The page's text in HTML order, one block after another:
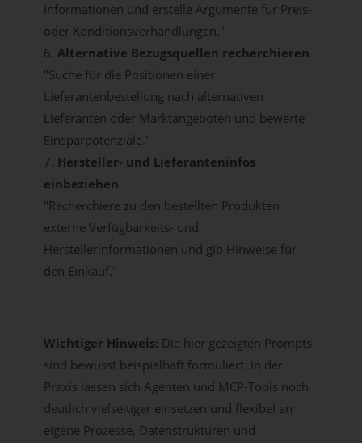
Informationen und erstelle Argumente für Preis-
oder Konditionsverhandlungen."
6. Alternative Bezugsquellen recherchieren
"Suche für die Positionen einer
Lieferantenbestellung nach alternativen
Lieferanten oder Marktangeboten und bewerte
Einsparpotenziale."
7. Hersteller- und Lieferanteninfos
einbeziehen
"Recherchiere zu den bestellten Produkten
externe Verfügbarkeits- und
Herstellerinformationen und gib Hinweise für
den Einkauf."
Wichtiger Hinweis: Die hier gezeigten Prompts
sind bewusst beispielhaft formuliert. In der
Praxis lassen sich Agenten und MCP-Tools noch
deutlich vielseitiger einsetzen und flexibel an
eigene Prozesse, Datenstrukturen und